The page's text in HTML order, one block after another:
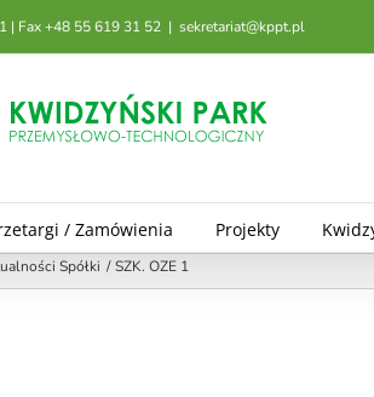
| Fax +48 55 619 31 52 | sekretariat@kppt.pl
/ Zamówienia Projekty
Spółki SZK. OZE 1